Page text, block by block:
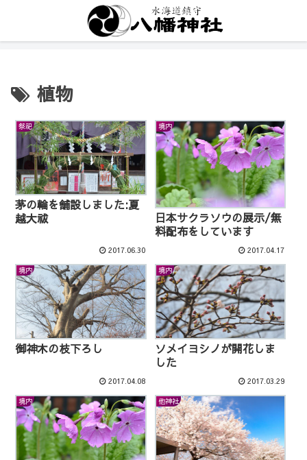
植物
祭祀
茅の輪を舗設しました:夏
越大祓
2017.06.30
境内
日本サクラソウの展示/無
料配布をしています
2017.04.17
境内
御神木の枝下ろし
2017.04.08
境内
ソメイヨシノが開花しま
した
2017.03.29
境内 他神社